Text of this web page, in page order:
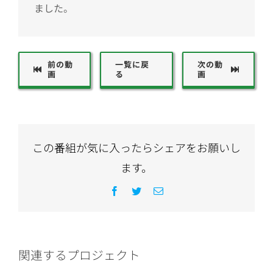
ました。
前の動
画
一覧に戻
る
次の動
画
この番組が気に入ったらシェアをお願いし
ます。
Facebook
Twitter電
関連するプロジェクト